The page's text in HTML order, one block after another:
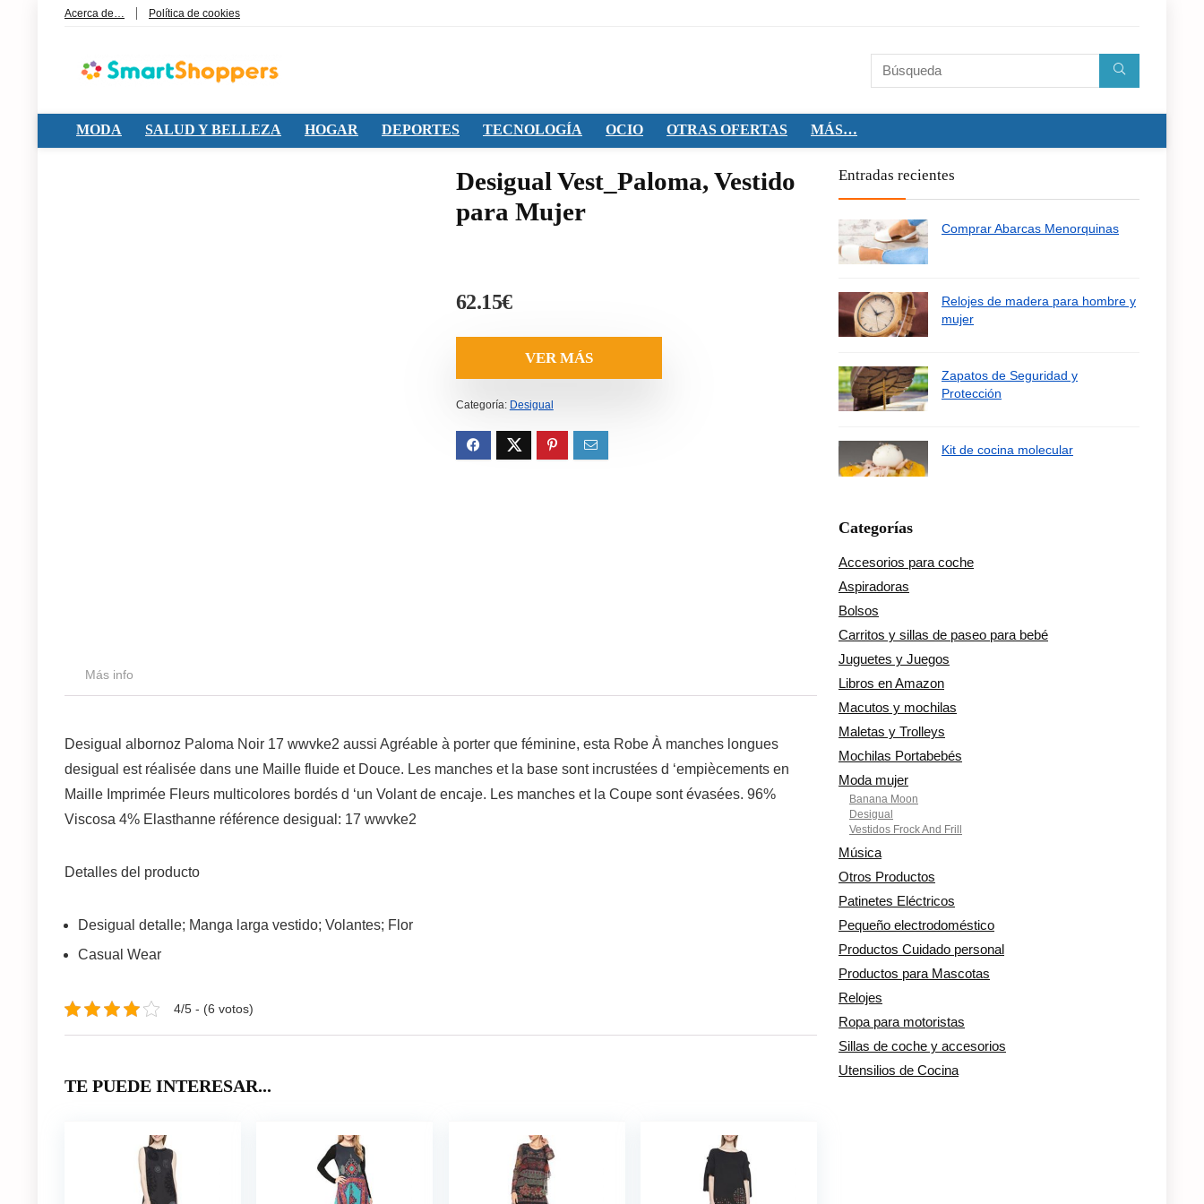
Acerca de… Política de cookies
MODA SALUD Y BELLEZA HOGAR DEPORTES TECNOLOGÍA OCIO OTRAS OFERTAS MÁS…
Desigual Vest_Paloma, Vestido
para Mujer
62.15€
VER MÁS
Categoría: Desigual
Más info
Desigual albornoz Paloma Noir 17 wwvke2 aussi Agréable à porter que féminine, esta Robe À manches longues
desigual est réalisée dans une Maille fluide et Douce. Les manches et la base sont incrustées d ‘empiècements en
Maille Imprimée Fleurs multicolores bordés d ‘un Volant de encaje. Les manches et la Coupe sont évasées. 96%
Viscosa 4% Elasthanne référence desigual: 17 wwvke2
Detalles del producto
Desigual detalle; Manga larga vestido; Volantes; Flor
Casual Wear
4/5 - (6 votos)
TE PUEDE INTERESAR...
Entradas recientes
Comprar Abarcas Menorquinas
Relojes de madera para hombre y
mujer
Zapatos de Seguridad y
Protección
Kit de cocina molecular
Categorías
Accesorios para coche
Aspiradoras
Bolsos
Carritos y sillas de paseo para bebé
Juguetes y Juegos
Libros en Amazon
Macutos y mochilas
Maletas y Trolleys
Mochilas Portabebés
Moda mujer
Banana Moon
Desigual
Vestidos Frock And Frill
Música
Otros Productos
Patinetes Eléctricos
Pequeño electrodoméstico
Productos Cuidado personal
Productos para Mascotas
Relojes
Ropa para motoristas
Sillas de coche y accesorios
Utensilios de Cocina